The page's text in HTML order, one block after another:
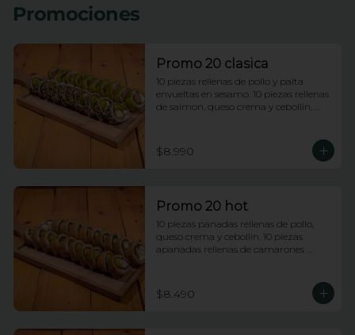
Promociones
Promo 20 clasica
10 piezas rellenas de pollo y palta
envueltas en sesamo. 10 piezas rellenas
de salmon, queso crema y cebollin,
$8.990
Promo 20 hot
10 piezas panadas rellenas de pollo,
queso crema y cebollin. 10 piezas
apanadas rellenas de camarones
$8.490